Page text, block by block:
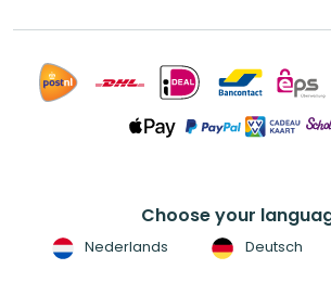
Choose your
Nederlands Deutsch